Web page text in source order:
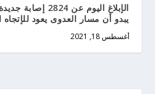
الإبلاغ اليوم عن
يبدو أن مسار العدوى يعود
أغسطس 18, 2021